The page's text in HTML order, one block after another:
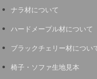
ナラ材について
ハードメープル材について
ブラックチェリー材につい
椅子・ソファ生地見本